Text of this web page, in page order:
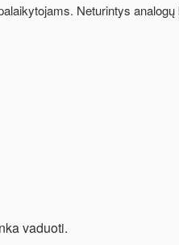
Neturintys
vaduoti.